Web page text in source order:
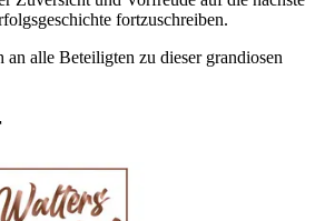
fortzuschreiben.
alle Beteiligten zu dieser grandiosen